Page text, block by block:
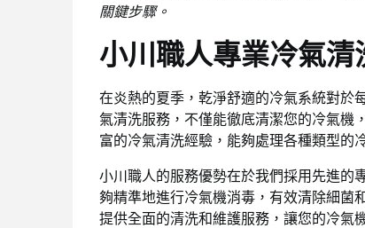
關鍵步驟。
小川職人專業冷氣清
在炎熱的夏季，乾淨舒適的冷氣系統對於
氣清洗服務，不僅能徹底清潔您的冷氣機
富的冷氣清洗經驗，能夠處理各種類型的
小川職人的服務優勢在於我們採用先進的
夠精準地進行冷氣機消毒，有效清除細菌
提供全面的清洗和維護服務，讓您的冷氣